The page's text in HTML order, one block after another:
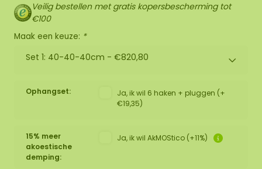
Veilig bestellen met gratis kopersbescherming tot
€100
Maak een keuze: *
Set 1: 40-40-40cm - €820,80
Ophangset:
Ja, ik wil 6 haken + pluggen (+
€19,35)
15% meer
akoestische
demping:
Ja, ik wil AkMOStico (+11%)